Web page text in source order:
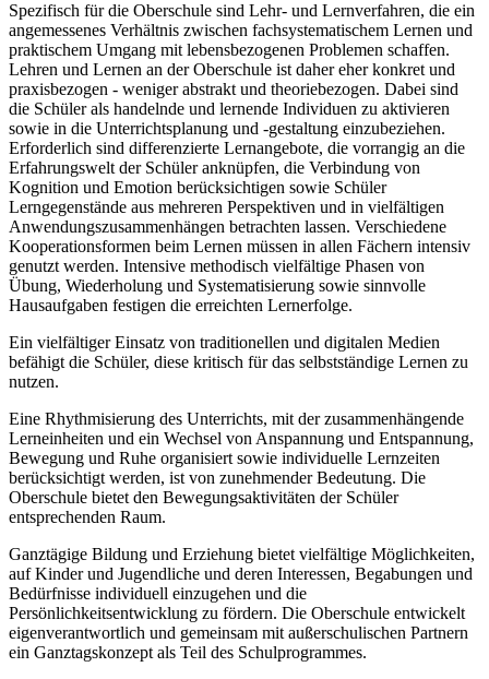
Spezifisch für die Oberschule sind Lehr- und Lernverfahren, die ein
angemessenes Verhältnis zwischen fachsystematischem Lernen und
praktischem Umgang mit lebensbezogenen Problemen schaffen.
Lehren und Lernen an der Oberschule ist daher eher konkret und
praxisbezogen - weniger abstrakt und theoriebezogen. Dabei sind
die Schüler als handelnde und lernende Individuen zu aktivieren
sowie in die Unterrichtsplanung und -gestaltung einzubeziehen.
Erforderlich sind differenzierte Lernangebote, die vorrangig an die
Erfahrungswelt der Schüler anknüpfen, die Verbindung von
Kognition und Emotion berücksichtigen sowie Schüler
Lerngegenstände aus mehreren Perspektiven und in vielfältigen
Anwendungszusammenhängen betrachten lassen. Verschiedene
Kooperationsformen beim Lernen müssen in allen Fächern intensiv
genutzt werden. Intensive methodisch vielfältige Phasen von
Übung, Wiederholung und Systematisierung sowie sinnvolle
Hausaufgaben festigen die erreichten Lernerfolge.
Ein vielfältiger Einsatz von traditionellen und digitalen Medien
befähigt die Schüler, diese kritisch für das selbstständige Lernen zu
nutzen.
Eine Rhythmisierung des Unterrichts, mit der zusammenhängende
Lerneinheiten und ein Wechsel von Anspannung und Entspannung,
Bewegung und Ruhe organisiert sowie individuelle Lernzeiten
berücksichtigt werden, ist von zunehmender Bedeutung. Die
Oberschule bietet den Bewegungsaktivitäten der Schüler
entsprechenden Raum.
Ganztägige Bildung und Erziehung bietet vielfältige Möglichkeiten,
auf Kinder und Jugendliche und deren Interessen, Begabungen und
Bedürfnisse individuell einzugehen und die
Persönlichkeitsentwicklung zu fördern. Die Oberschule entwickelt
eigenverantwortlich und gemeinsam mit außerschulischen Partnern
ein Ganztagskonzept als Teil des Schulprogrammes.